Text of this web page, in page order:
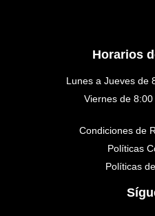
Horarios
Lunes a Jueves de
Viernes de
Condiciones de
Políticas
Políticas